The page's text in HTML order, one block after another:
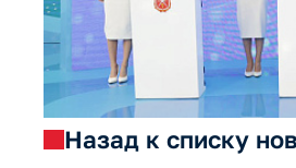
Назад к списку